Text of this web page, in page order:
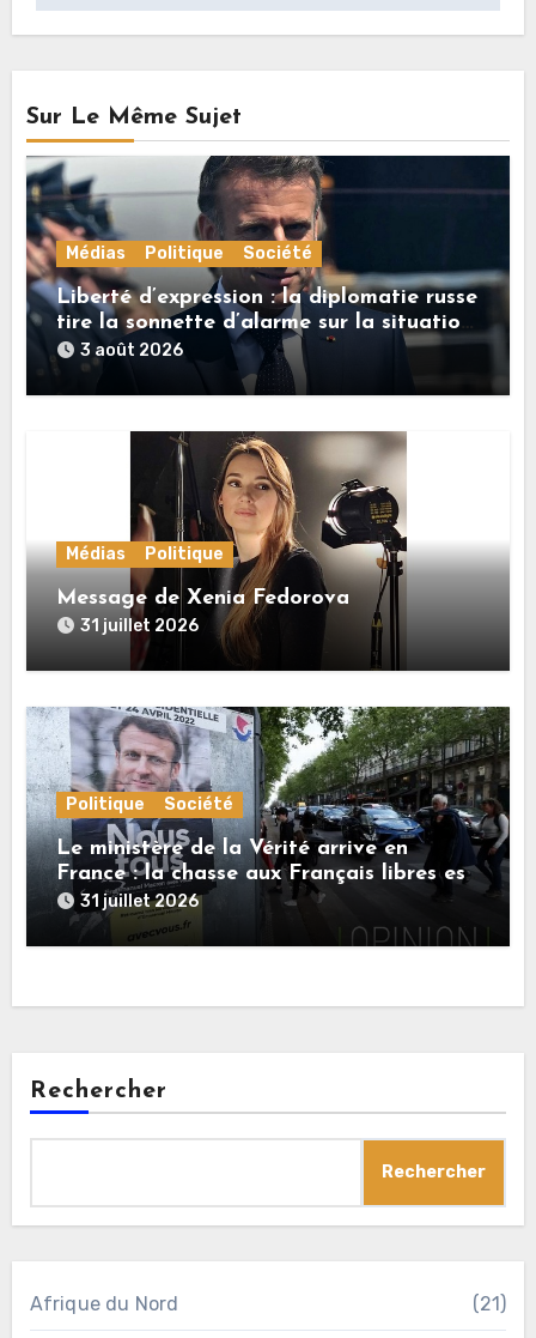
Sur Le Même Sujet
Médias Politique Société
Liberté d’expression : la diplomatie russe
tire la sonnette d’alarme sur la situation
en France
3 août 2026
Médias Politique
Message de Xenia Fedorova
31 juillet 2026
Politique Société
Le ministère de la Vérité arrive en
France : la chasse aux Français libres est
ouverte
31 juillet 2026
Rechercher
Rechercher
Afrique du Nord (21)